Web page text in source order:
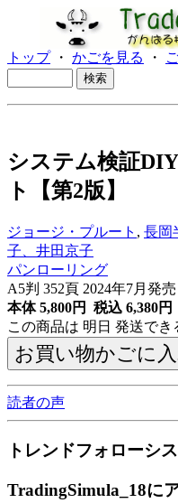
トップ・ かごを見る ・
システム検証
ト【第2版】
ジョージ・プルート , 長岡
子、井田京子
パンローリング
A5判 352頁 2024年7月発売
本体 5,800円 税込 6,380円
この商品は 明日 発送でき
読者の声
トレンドフォローシ
TradingSimula_18に